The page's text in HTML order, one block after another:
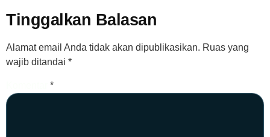
Tinggalkan Balasan
Alamat email Anda tidak akan dipublikasikan. Ruas yang
wajib ditandai *
*